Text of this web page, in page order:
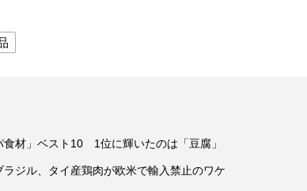
材」ベスト10 1位に輝いたのは「豆腐」
ジル、タイ産鶏肉が欧米で輸入禁止のワケ